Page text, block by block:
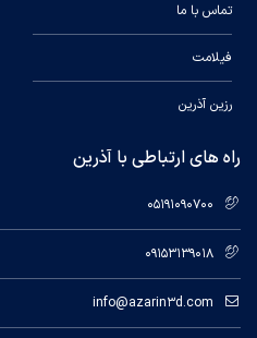
تماس با ما
فیلامت
رزین آذرین
راه های ارتباطی با آذرین
05191090700
09153139018
info@azarin3d.com